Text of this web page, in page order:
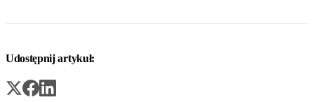
Udostępnij artykuł: